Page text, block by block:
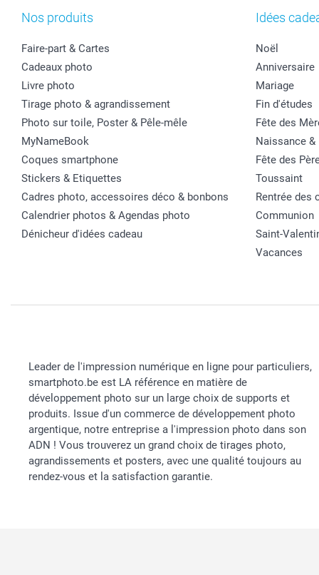
Nos produits
Faire-part & Cartes
Cadeaux photo
Livre photo
Tirage photo & agrandissement
Photo sur toile, Poster & Pêle-mêle
MyNameBook
Coques smartphone
Stickers & Etiquettes
Cadres photo, accessoires déco & bonbons
Calendrier photos & Agendas photo
Dénicheur d'idées cadeau
Idées
Noël
Anniversaire
Mariage
Fin d'études
Fête des
Naissance &
Fête des
Toussaint
Rentrée des
Communion
Saint-
Vacances
Leader de l'impression numérique en ligne pour particuliers,
smartphoto.be est LA référence en matière de
développement photo sur un large choix de supports et
produits. Issue d'un commerce de développement photo
argentique, notre entreprise a l'impression photo dans son
ADN ! Vous trouverez un grand choix de tirages photo,
agrandissements et posters, avec une qualité toujours au
rendez-vous et la satisfaction garantie.